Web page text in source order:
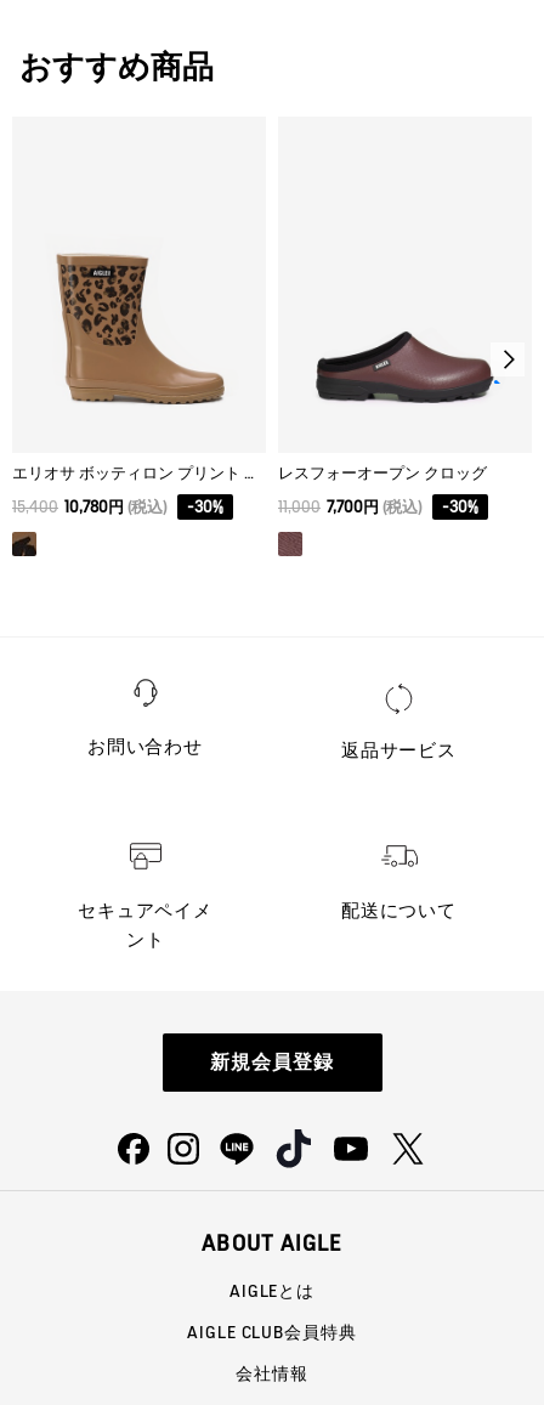
・原産国：中国
・素材：アッパー:天然ゴム 裏地:ポリエステル65% 綿35% アウトソー
おすすめ商品
エリオサ ボッティロン プリント ラバーブーツ
15,400 10,780円 (税込) -30%
レスフォーオープン クロッグ
11,000 7,700円 (税込) -30%
お問い合わせ 返品サービス
セキュアペイメ
ント
配送について
新規会員登録
ABOUT AIGLE
AIGLEとは
AIGLE CLUB会員特典
会社情報